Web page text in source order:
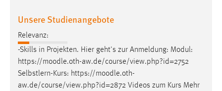
Unsere Studienangebote
Relevanz:
-Skills in Projekten. Hier geht's zur Anmeldung: Modul:
https://moodle.oth-aw.de/course/view.php?id=2752
Selbstlern-Kurs: https://moodle.oth-
aw.de/course/view.php?id=2872 Videos zum Kurs Mehr